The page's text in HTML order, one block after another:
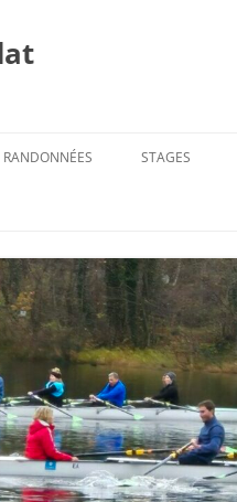
RANDONNÉES STAGES